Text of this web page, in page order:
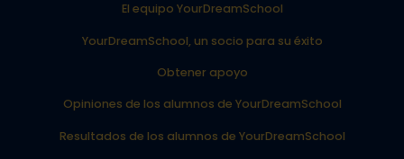
El equipo YourDreamSchool
YourDreamSchool, un socio para su éxito
Obtener apoyo
Opiniones de los alumnos de YourDreamSchool
Resultados de los alumnos de YourDreamSchool